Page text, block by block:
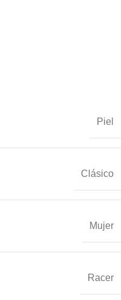
Piel
Clásico
Mujer
Racer